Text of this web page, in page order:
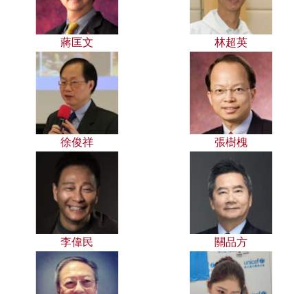
蔣匡文 林超英
徐俊祥 張樹槐
李偉民 關品方